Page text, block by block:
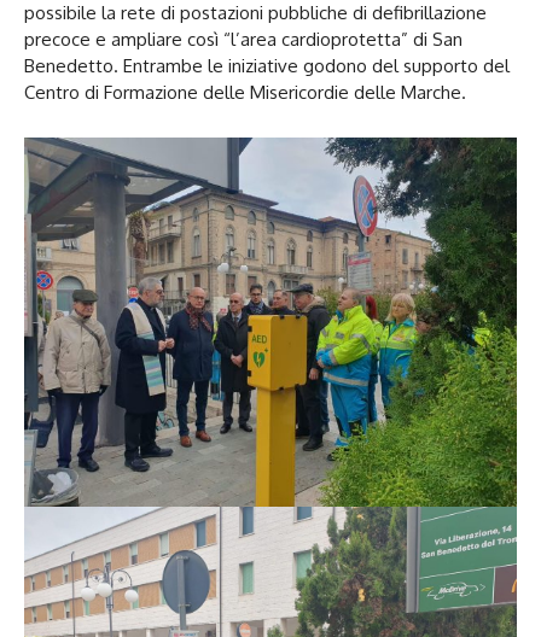
possibile la rete di postazioni pubbliche di defibrillazione
precoce e ampliare così “l’area cardioprotetta” di San
Benedetto. Entrambe le iniziative godono del supporto del
Centro di Formazione delle Misericordie delle Marche.